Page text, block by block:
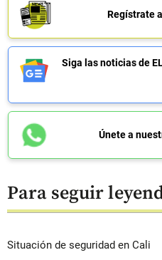
Regístrate
Siga las noticias de
Únete a
Para seguir
Situación de seguridad en Cali